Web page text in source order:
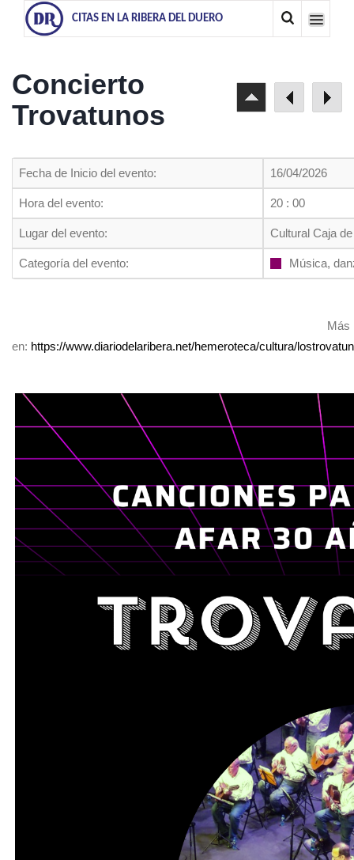
CITAS EN LA RIBERA DEL DUERO
Concierto
Trovatunos
Fecha de Inicio del evento: 16/04/2026
Hora del evento: 20 : 00
Lugar del evento: Cultural Caja
Categoría del evento: Música,
Más
en: https://www.diariodelaribera.net/hemeroteca/cultura/